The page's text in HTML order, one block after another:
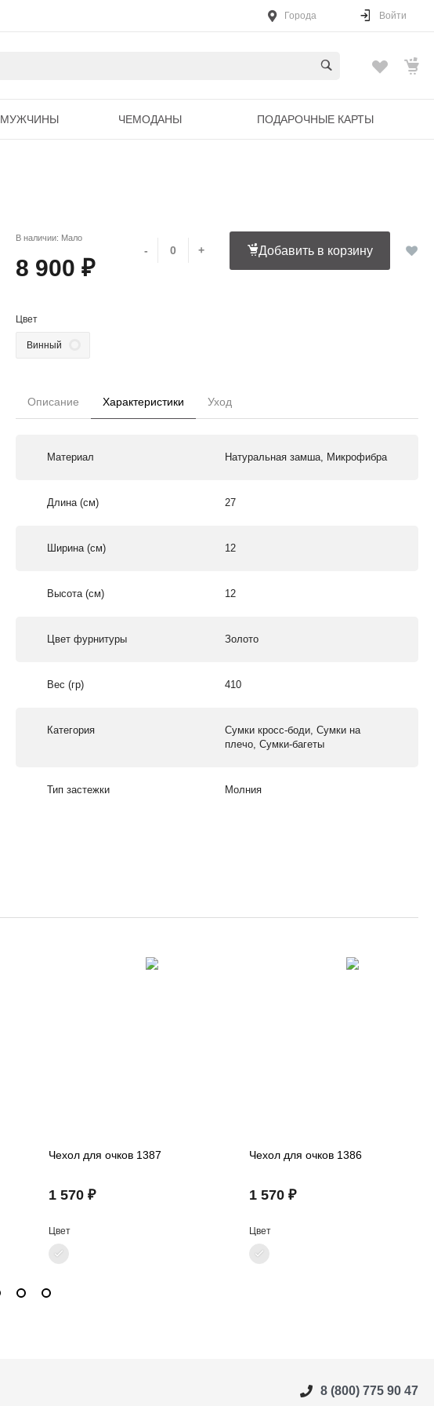
Города Войти
МУЖЧИНЫ ЧЕМОДАНЫ ПОДАРОЧНЫЕ КАРТЫ
В наличии: Мало
8 900 ₽
- + Добавить в корзину
Цвет
Винный
Описание Характеристики Уход
Материал Натуральная замша, Микрофибра
Длина (см) 27
Ширина (см) 12
Высота (см) 12
Цвет фурнитуры Золото
Вес (гр) 410
Категория
Сумки кросс-боди, Сумки на
плечо, Сумки-багеты
Тип застежки Молния
Чехол для очков 1387
1 570 ₽
Цвет
Чехол для очков 1386
1 570 ₽
Цвет
8 (800) 775 90 47